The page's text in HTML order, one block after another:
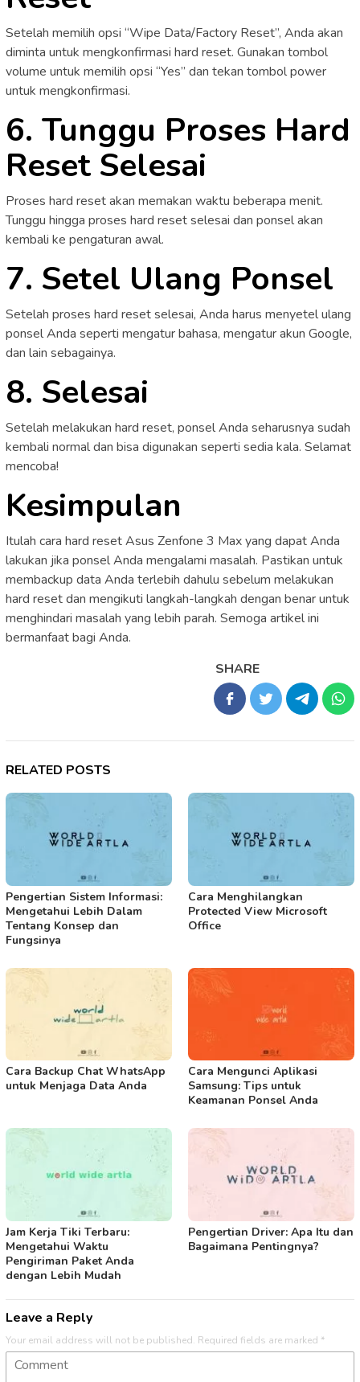
Setelah memilih opsi “Wipe Data/Factory Reset”, Anda akan
diminta untuk mengkonfirmasi hard reset. Gunakan tombol
volume untuk memilih opsi “Yes” dan tekan tombol power
untuk mengkonfirmasi.
6. Tunggu Proses Hard
Reset Selesai
Proses hard reset akan memakan waktu beberapa menit.
Tunggu hingga proses hard reset selesai dan ponsel akan
kembali ke pengaturan awal.
7. Setel Ulang Ponsel
Setelah proses hard reset selesai, Anda harus menyetel ulang
ponsel Anda seperti mengatur bahasa, mengatur akun Google,
dan lain sebagainya.
8. Selesai
Setelah melakukan hard reset, ponsel Anda seharusnya sudah
kembali normal dan bisa digunakan seperti sedia kala. Selamat
mencoba!
Kesimpulan
Itulah cara hard reset Asus Zenfone 3 Max yang dapat Anda
lakukan jika ponsel Anda mengalami masalah. Pastikan untuk
membackup data Anda terlebih dahulu sebelum melakukan
hard reset dan mengikuti langkah-langkah dengan benar untuk
menghindari masalah yang lebih parah. Semoga artikel ini
bermanfaat bagi Anda.
SHARE
RELATED POSTS
Pengertian Sistem Informasi:
Mengetahui Lebih Dalam
Tentang Konsep dan
Fungsinya
Cara Menghilangkan
Protected View Microsoft
Office
Cara Backup Chat WhatsApp
untuk Menjaga Data Anda
Cara Mengunci Aplikasi
Samsung: Tips untuk
Keamanan Ponsel Anda
Jam Kerja Tiki Terbaru:
Mengetahui Waktu
Pengiriman Paket Anda
dengan Lebih Mudah
Pengertian Driver: Apa Itu dan
Bagaimana Pentingnya?
Leave a Reply
Your email address will not be published. Required fields are marked *